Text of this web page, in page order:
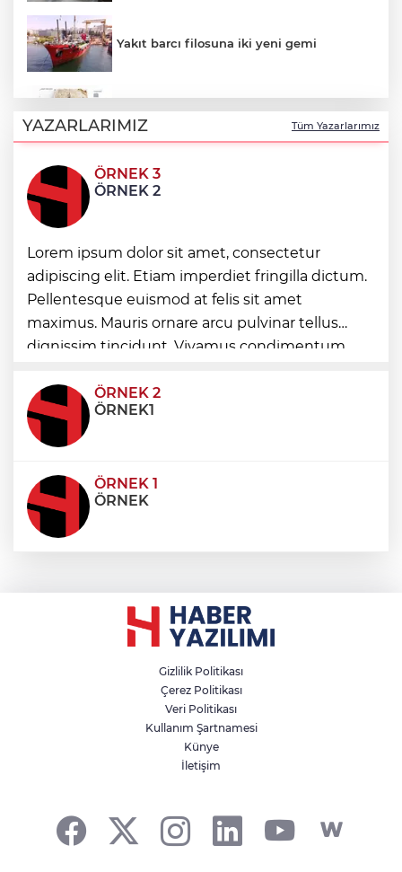
Yakıt barcı filosuna iki yeni gemi
tek platformda
Türkiye ile Vietnam arasında 'hava'da
yeni dönem... Sefer kapasitesi artırıldı
Görevden uzaklaştırılan Utku Caner
Çaykara hakkında tahliye kararı
Fındık alım fiyatları açıklandı... Alımlar 24
Ağustos'ta başlıyor
YAZARLARIMIZ Tüm Yazarlarımız
ÖRNEK 3
ÖRNEK 2
Lorem ipsum dolor sit amet, consectetur
adipiscing elit. Etiam imperdiet fringilla dictum.
Pellentesque euismod at felis sit amet
maximus. Mauris ornare arcu pulvinar tellus
dignissim tincidunt. Vivamus condimentum
condimentum eros et, faucibus sapien. Praese
ÖRNEK 2
ÖRNEK1
ÖRNEK 1
ÖRNEK
Gizlilik Politikası
Çerez Politikası
Veri Politikası
Kullanım Şartnamesi
Künye
İletişim